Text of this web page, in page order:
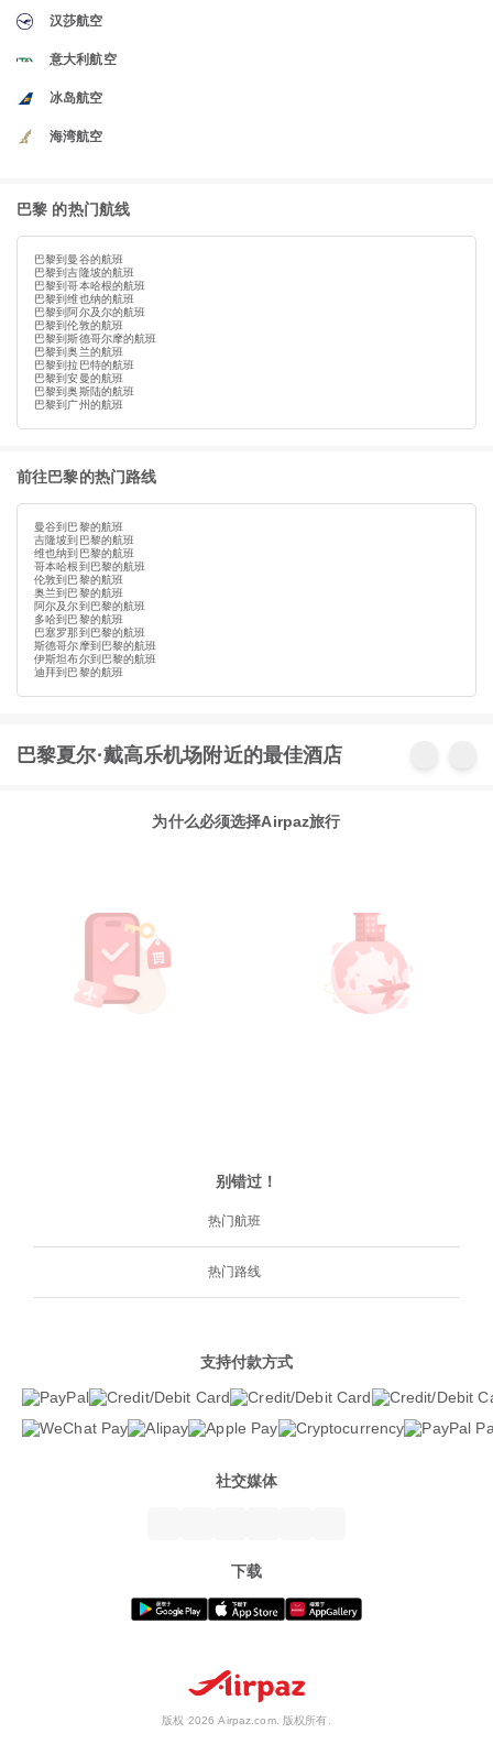
汉莎航空
意大利航空
冰岛航空
海湾航空
巴黎 的热门航线
巴黎到曼谷的航班
巴黎到吉隆坡的航班
巴黎到哥本哈根的航班
巴黎到维也纳的航班
巴黎到阿尔及尔的航班
巴黎到伦敦的航班
巴黎到斯德哥尔摩的航班
巴黎到奥兰的航班
巴黎到拉巴特的航班
巴黎到安曼的航班
巴黎到奥斯陆的航班
巴黎到广州的航班
前往巴黎的热门路线
曼谷到巴黎的航班
吉隆坡到巴黎的航班
维也纳到巴黎的航班
哥本哈根到巴黎的航班
伦敦到巴黎的航班
奥兰到巴黎的航班
阿尔及尔到巴黎的航班
多哈到巴黎的航班
巴塞罗那到巴黎的航班
斯德哥尔摩到巴黎的航班
伊斯坦布尔到巴黎的航班
迪拜到巴黎的航班
巴黎夏尔·戴高乐机场附近的最佳酒店
为什么必须选择Airpaz旅行
别错过！
热门航班
热门路线
支持付款方式
社交媒体
下载
版权 2026 Airpaz.com. 版权所有.